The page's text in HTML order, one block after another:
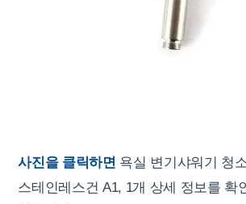
사진을 클릭하면 욕실 변기샤워기 청
스테인레스건 A1, 1개 상세 정보를 확